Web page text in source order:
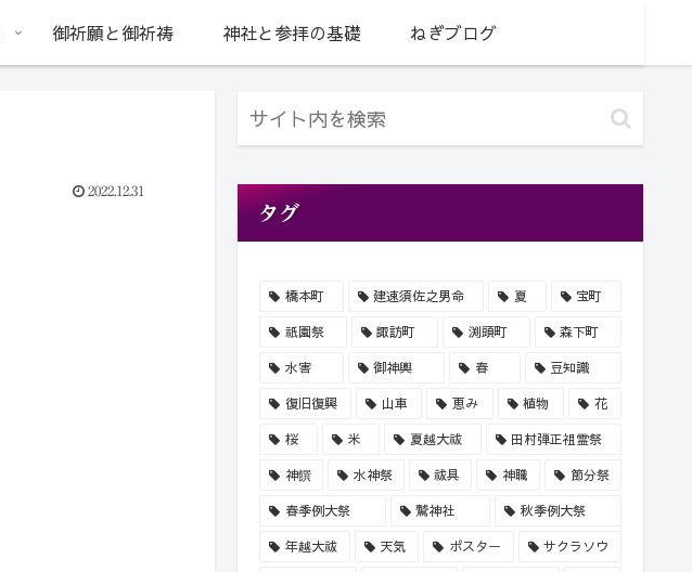
御祈願と御祈祷 神社と参拝の基礎 ねぎブログ
2022.12.31
タグ
橋本町 建速須佐之男命 夏 宝町
祇園祭 諏訪町 渕頭町 森下町
水害 御神輿 春 豆知識
復旧復興 山車 恵み 植物 花
桜 米 夏越大祓 田村弾正祖霊祭
神饌 水神祭 祓具 神職 節分祭
春季例大祭 鷲神社 秋季例大祭
年越大祓 天気 ポスター サクラソウ